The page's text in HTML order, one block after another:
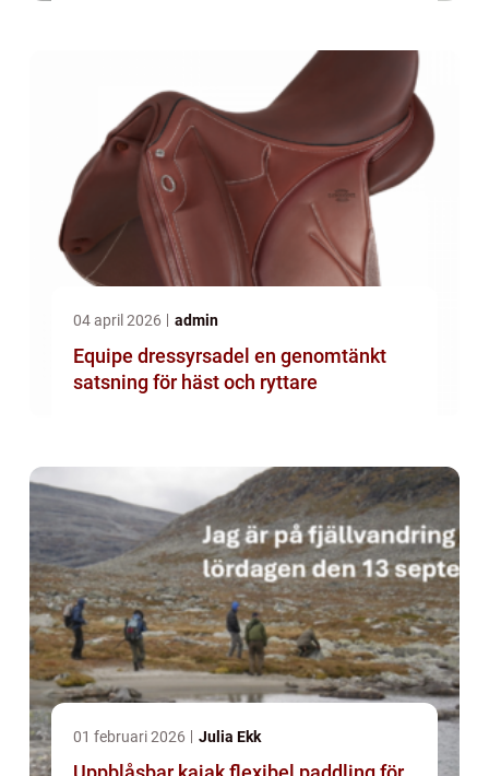
04 april 2026 admin
Equipe dressyrsadel en genomtänkt
satsning för häst och ryttare
01 februari 2026 Julia Ekk